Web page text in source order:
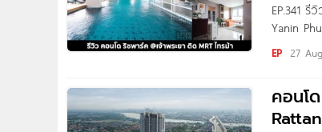
EP.341
Yanin
ชมโครงก
Richy
EP 27
คอนโ